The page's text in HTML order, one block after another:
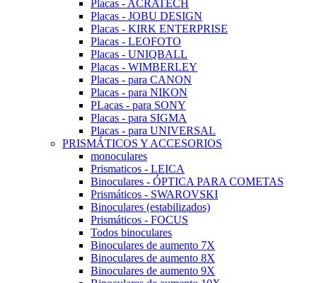
Placas - ACRATECH
Placas - JOBU DESIGN
Placas - KIRK ENTERPRISE
Placas - LEOFOTO
Placas - UNIQBALL
Placas - WIMBERLEY
Placas - para CANON
Placas - para NIKON
PLacas - para SONY
Placas - para SIGMA
Placas - para UNIVERSAL
PRISMÁTICOS Y ACCESORIOS
monoculares
Prismaticos - LEICA
Binoculares - ÓPTICA PARA COMETAS
Prismáticos - SWAROVSKI
Binoculares (estabilizados)
Prismáticos - FOCUS
Todos binoculares
Binoculares de aumento 7X
Binoculares de aumento 8X
Binoculares de aumento 9X